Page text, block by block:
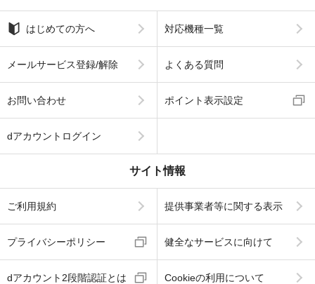
はじめての方へ 対応機種一覧
メールサービス登録/解除 よくある質問
お問い合わせ ポイント表示設定
dアカウントログイン
サイト情報
ご利用規約 提供事業者等に関する表示
プライバシーポリシー 健全なサービスに向けて
dアカウント2段階認証とは Cookieの利用について